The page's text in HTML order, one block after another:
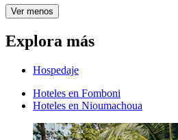
Ver menos
Explora más
Hospedaje
Hoteles en Fomboni
Hoteles en Nioumachoua